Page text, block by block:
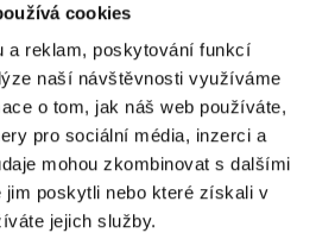
cookies
a reklam, poskytování funkcí
naší návštěvnosti využíváme
o tom, jak náš web používáte,
pro sociální média, inzerci a
mohou zkombinovat s dalšími
jim poskytli nebo které získali v
jejich služby.
pokojích s vlastním soc.
jídlem?
podávány formou bufetu
zakoupit jídlo na místech s